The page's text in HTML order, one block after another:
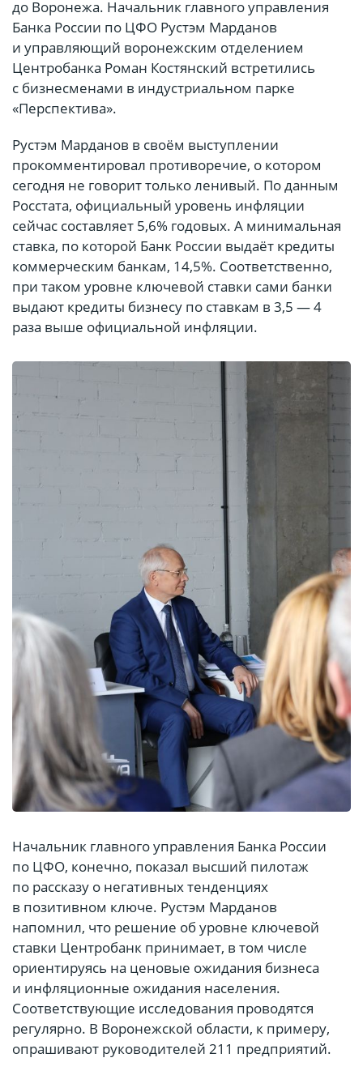
до Воронежа. Начальник главного управления
Банка России по ЦФО Рустэм Марданов
и управляющий воронежским отделением
Центробанка Роман Костянский встретились
с бизнесменами в индустриальном парке
«Перспектива».
Рустэм Марданов в своём выступлении
прокомментировал противоречие, о котором
сегодня не говорит только ленивый. По данным
Росстата, официальный уровень инфляции
сейчас составляет 5,6% годовых. А минимальная
ставка, по которой Банк России выдаёт кредиты
коммерческим банкам, 14,5%. Соответственно,
при таком уровне ключевой ставки сами банки
выдают кредиты бизнесу по ставкам в 3,5 — 4
раза выше официальной инфляции.
Начальник главного управления Банка России
по ЦФО, конечно, показал высший пилотаж
по рассказу о негативных тенденциях
в позитивном ключе. Рустэм Марданов
напомнил, что решение об уровне ключевой
ставки Центробанк принимает, в том числе
ориентируясь на ценовые ожидания бизнеса
и инфляционные ожидания населения.
Соответствующие исследования проводятся
регулярно. В Воронежской области, к примеру,
опрашивают руководителей 211 предприятий.